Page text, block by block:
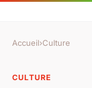
Accueil›Culture
CULTURE